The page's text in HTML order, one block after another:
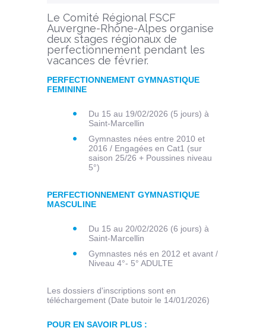
Le Comité Régional FSCF
Auvergne-Rhône-Alpes organise
deux stages régionaux de
perfectionnement pendant les
vacances de février.
PERFECTIONNEMENT GYMNASTIQUE
FEMININE
Du 15 au 19/02/2026 (5 jours) à
Saint-Marcellin
Gymnastes nées entre 2010 et
2016 / Engagées en Cat1 (sur
saison 25/26 + Poussines niveau
5°)
PERFECTIONNEMENT GYMNASTIQUE
MASCULINE
Du 15 au 20/02/2026 (6 jours) à
Saint-Marcellin
Gymnastes nés en 2012 et avant /
Niveau 4°- 5° ADULTE
Les dossiers d'inscriptions sont en
téléchargement (Date butoir le 14/01/2026)
POUR EN SAVOIR PLUS :